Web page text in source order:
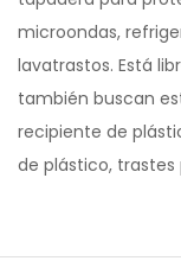
microondas,
lavatrastos. Está
también buscan
recipiente de
de plástico,